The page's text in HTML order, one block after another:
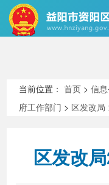
新闻中心
当前位置：首页 >信
府工作部门 > 区发改局
区发改